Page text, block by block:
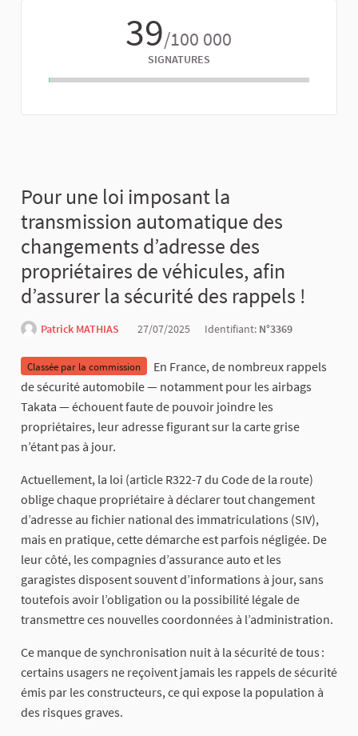
39/100 000
SIGNATURES
Pour une loi imposant la
transmission automatique des
changements d’adresse des
propriétaires de véhicules, afin
d’assurer la sécurité des rappels !
Patrick MATHIAS 27/07/2025 Identifiant: N°3369
Classée par la commission
En France, de nombreux rappels
de sécurité automobile — notamment pour les airbags
Takata — échouent faute de pouvoir joindre les
propriétaires, leur adresse figurant sur la carte grise
n’étant pas à jour.
Actuellement, la loi (article R322-7 du Code de la route)
oblige chaque propriétaire à déclarer tout changement
d’adresse au fichier national des immatriculations (SIV),
mais en pratique, cette démarche est parfois négligée. De
leur côté, les compagnies d’assurance auto et les
garagistes disposent souvent d’informations à jour, sans
toutefois avoir l’obligation ou la possibilité légale de
transmettre ces nouvelles coordonnées à l’administration.
Ce manque de synchronisation nuit à la sécurité de tous :
certains usagers ne reçoivent jamais les rappels de sécurité
émis par les constructeurs, ce qui expose la population à
des risques graves.